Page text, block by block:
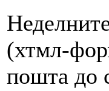
(хтмл-
пошта до